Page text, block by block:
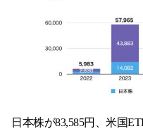
日本株が83,585円、米国